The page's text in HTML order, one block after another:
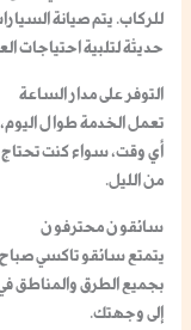
للركاب. يتم صيانة
حديثة لتلبية احتياجات
التوفر على مدار الساعة
تعمل الخدمة طوال
أي وقت، سواء كنت تحتاج
من الليل.
سائقون محترفون
يتمتع سائقو تاكسي صباح
بجميع الطرق والمناطق
إلى وجهتك.